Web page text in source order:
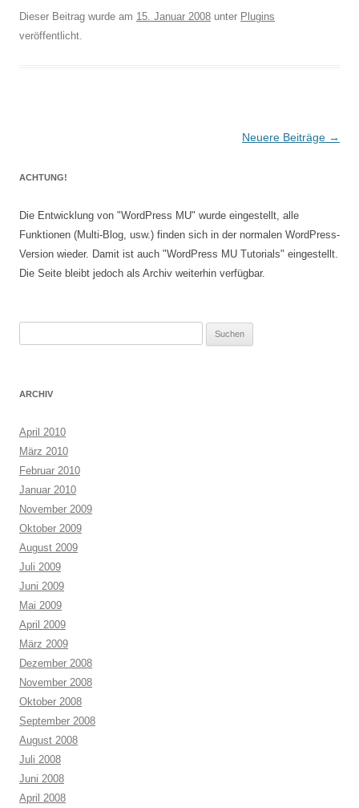
Dieser Beitrag wurde am 15. Januar 2008 unter Plugins
veröffentlicht.
Neuere Beiträge →
ACHTUNG!
Die Entwicklung von "WordPress MU" wurde eingestellt, alle
Funktionen (Multi-Blog, usw.) finden sich in der normalen WordPress-
Version wieder. Damit ist auch "WordPress MU Tutorials" eingestellt.
Die Seite bleibt jedoch als Archiv weiterhin verfügbar.
ARCHIV
April 2010
März 2010
Februar 2010
Januar 2010
November 2009
Oktober 2009
August 2009
Juli 2009
Juni 2009
Mai 2009
April 2009
März 2009
Dezember 2008
November 2008
Oktober 2008
September 2008
August 2008
Juli 2008
Juni 2008
April 2008